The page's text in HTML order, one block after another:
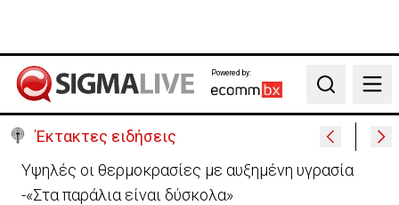
Powered by:
Search
Έκτακτες ειδήσεις
Υψηλές οι θερμοκρασίες με αυξημένη υγρασία
-«Στα παράλια είναι δύσκολα»